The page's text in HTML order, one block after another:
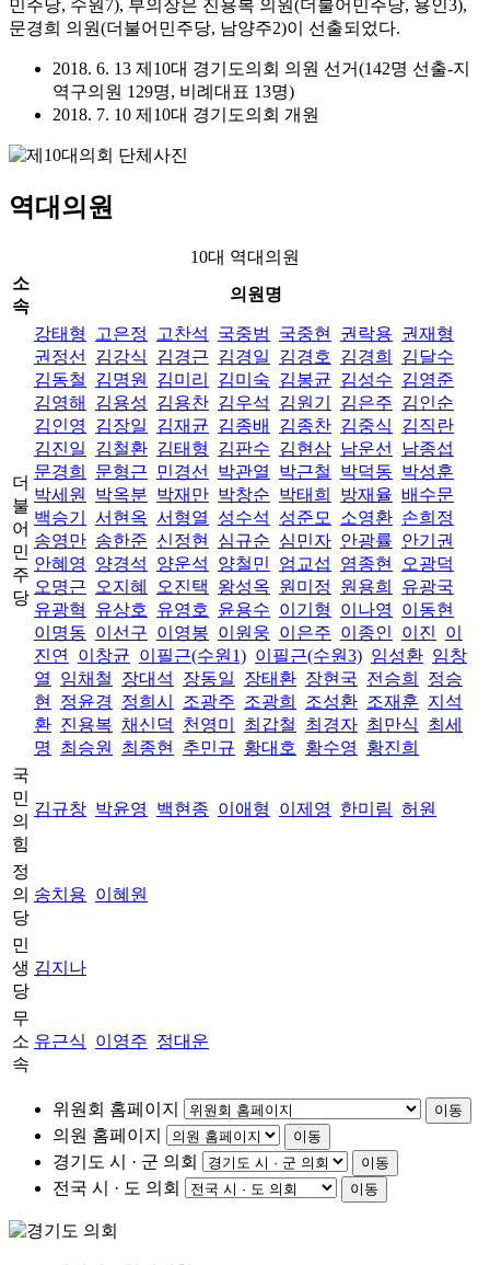
민주당, 수원7), 부의장은 진용복 의원(더불어민주당, 용인3),
문경희 의원(더불어민주당, 남양주2)이 선출되었다.
2018. 6. 13 제10대 경기도의회 의원 선거(142명 선출-지
역구의원 129명, 비례대표 13명)
2018. 7. 10 제10대 경기도의회 개원
역대의원
10대 역대의원
소
속
의원명
더
불
어
민
주
당
강태형 고은정 고찬석 국중범 국중현 권락용 권재형
권정선
김강식 김경근 김경일 김경호 김경희
김달수
김동철
김명원 김미리 김미숙 김봉균 김성수 김영준
김영해
김용성 김용찬 김우석 김원기 김은주 김인순
김인영
김장일 김재균 김종배 김종찬 김중식
김직란
김진일
김철환 김태형 김판수 김현삼 남운선
남종섭
문경희
문형근 민경선 박관열 박근철 박덕동 박성훈
박세원
박옥분 박재만 박창순 박태희 방재율 배수문
백승기
서현옥 서형열 성수석 성준모 소영환 손희정
송영만 송한준 신정현 심규순 심민자 안광률 안기권
안혜영
양경석 양운석 양철민 엄교섭 염종현
오광덕
오명근
오지혜 오진택 왕성옥 원미정 원용희
유광국
유광혁
유상호 유영호 윤용수 이기형 이나영
이동현
이명동 이선구 이영봉 이원웅 이은주 이종인 이진
이
진연
이창균 이필근(수원1) 이필근(수원3) 임성환 임창
열
임채철 장대석 장동일 장태환 장현국 전승희
정승
현
정윤경 정희시 조광주 조광희 조성환 조재훈 지석
환 진용복 채신덕 천영미 최갑철 최경자 최만식
최세
명
최승원 최종현 추민규 황대호 황수영
황진희
국
민
의
힘
김규창 박윤영 백현종 이애형 이제영 한미림 허원
정
의
당
송치용 이혜원
민
생
당
김지나
무
소
속
유근식 이영주 정대운
위원회 홈페이지 이동
의원 홈페이지 이동
경기도 시 · 군 의회 이동
전국 시 · 도 의회 이동